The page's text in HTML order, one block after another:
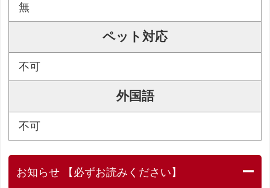
無
ペット対応
不可
外国語
不可
お知らせ 【必ずお読みください】